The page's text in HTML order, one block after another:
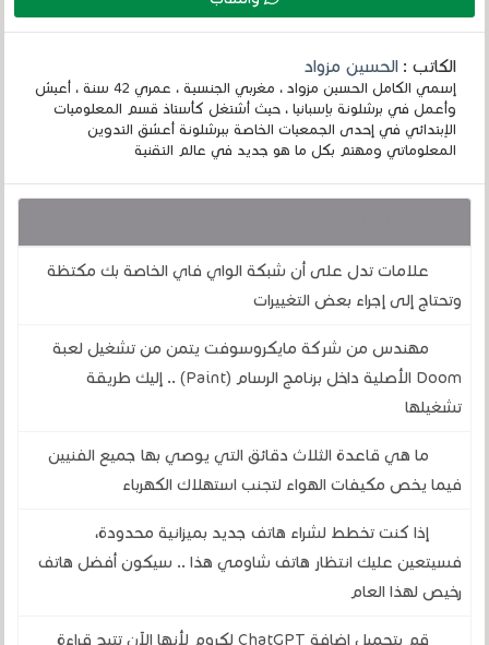
الكاتب :الحسين مزواد
إسمي الكامل الحسين مزواد ، مغربي الجنسية ، عمري 42 سنة ، أعيش
وأعمل في برشلونة بإسبانيا ، حيث أشتغل كأستاذ قسم المعلوميات
الإبتدائي في إحدى الجمعيات الخاصة ببرشلونة أعشق التدوين
المعلوماتي ومهتم بكل ما هو جديد في عالم التقنية
علامات تدل على أن شبكة الواي فاي الخاصة بك مكتظة
وتحتاج إلى إجراء بعض التغييرات
مهندس من شركة مايكروسوفت يتمن من تشغيل لعبة
Doom الأصلية داخل برنامج الرسام (Paint) .. إليك طريقة
تشغيلها
ما هي قاعدة الثلاث دقائق التي يوصي بها جميع الفنيين
فيما يخص مكيفات الهواء لتجنب استهلاك الكهرباء
إذا كنت تخطط لشراء هاتف جديد بميزانية محدودة،
فسيتعين عليك انتظار هاتف شاومي هذا .. سيكون أفضل هاتف
رخيص لهذا العام
قم بتحميل إضافة ChatGPT لكروم لأنها الآن تتيح قراءة